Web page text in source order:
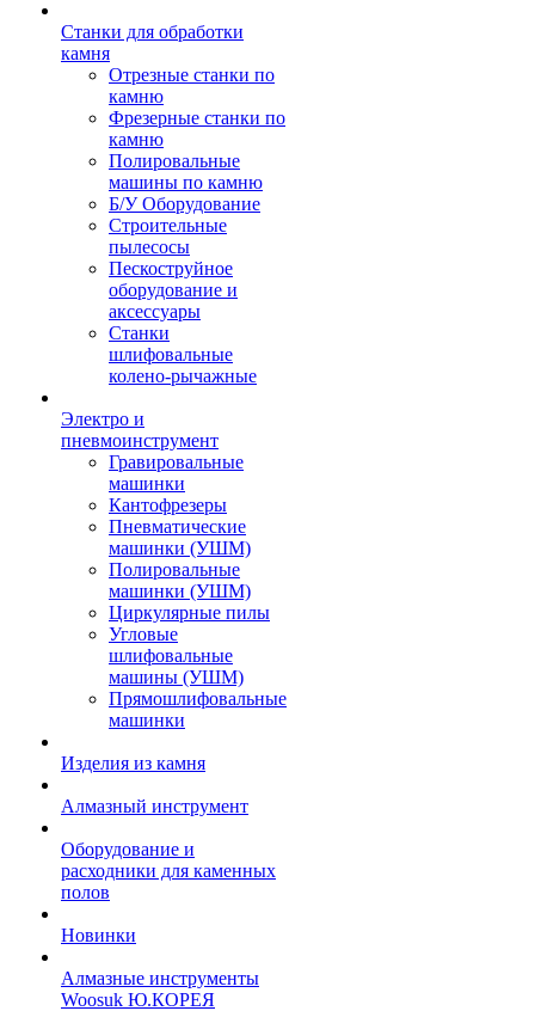
Станки для обработки
камня
Отрезные станки по
камню
Фрезерные станки по
камню
Полировальные
машины по камню
Б/У Оборудование
Строительные
пылесосы
Пескоструйное
оборудование и
аксессуары
Станки
шлифовальные
колено-рычажные
Электро и
пневмоинструмент
Гравировальные
машинки
Кантофрезеры
Пневматические
машинки (УШМ)
Полировальные
машинки (УШМ)
Циркулярные пилы
Угловые
шлифовальные
машины (УШМ)
Прямошлифовальные
машинки
Изделия из камня
Алмазный инструмент
Оборудование и
расходники для каменных
полов
Новинки
Алмазные инструменты
Woosuk Ю.КОРЕЯ